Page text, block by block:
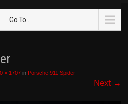
Go To...
× 1707 in Porsche 911 Spider
Next →